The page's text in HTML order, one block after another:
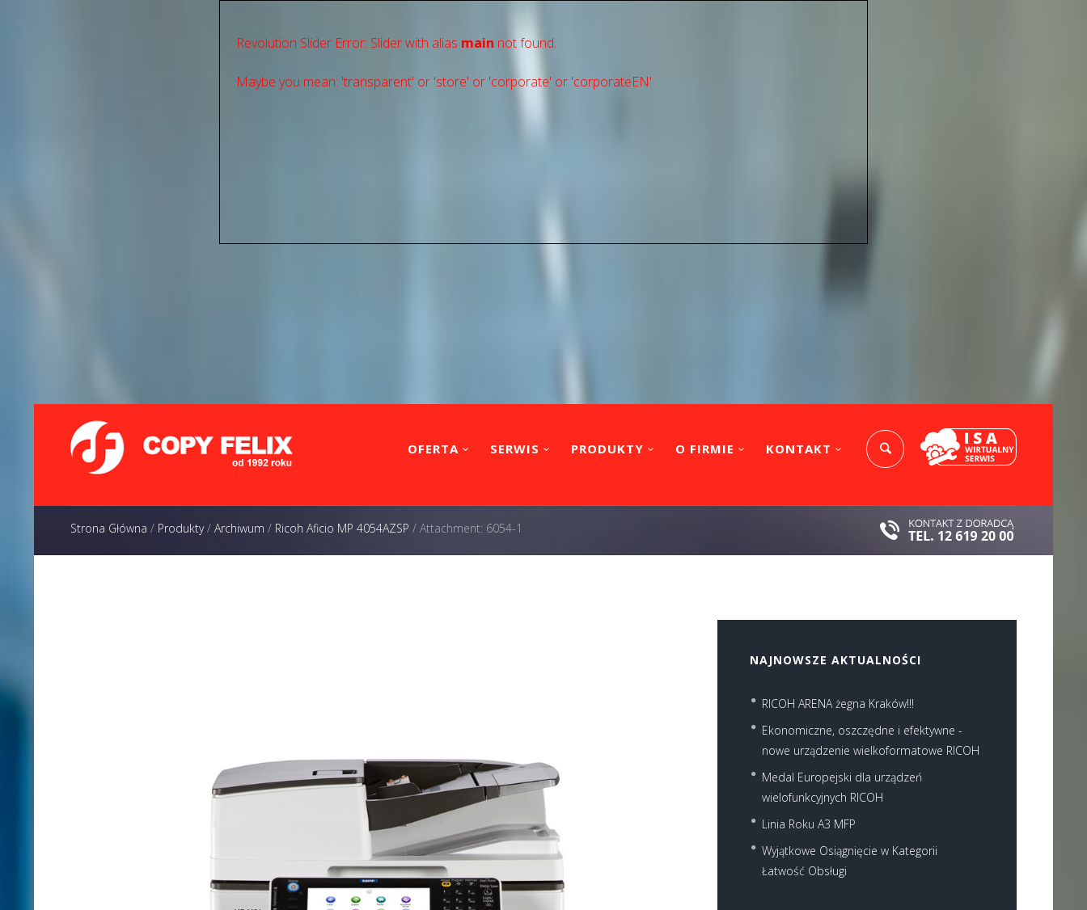
Revolution Slider Error: Slider with alias main not found.
Maybe you mean: 'transparent' or 'store' or 'сorporate' or 'corporateEN'
OFERTA SERWIS PRODUKTY O FIRMIE KONTAKT
Strona Główna / Produkty/ Archiwum / Ricoh Aficio MP 4054AZSP / Attachment: 6054-1
NAJNOWSZE AKTUALNOŚCI
RICOH ARENA żegna Kraków!!!
Ekonomiczne, oszczędne i efektywne -
nowe urządzenie wielkoformatowe RICOH
Medal Europejski dla urządzeń
wielofunkcyjnych RICOH
Linia Roku A3 MFP
Wyjątkowe Osiągnięcie w Kategorii
Łatwość Obsługi